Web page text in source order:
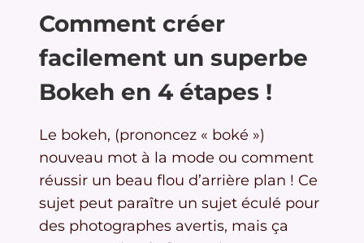
Comment créer
facilement un superbe
Bokeh en 4 étapes !
Le bokeh, (prononcez « boké »)
nouveau mot à la mode ou comment
réussir un beau flou d’arrière plan ! Ce
sujet peut paraître un sujet éculé pour
des photographes avertis, mais ça